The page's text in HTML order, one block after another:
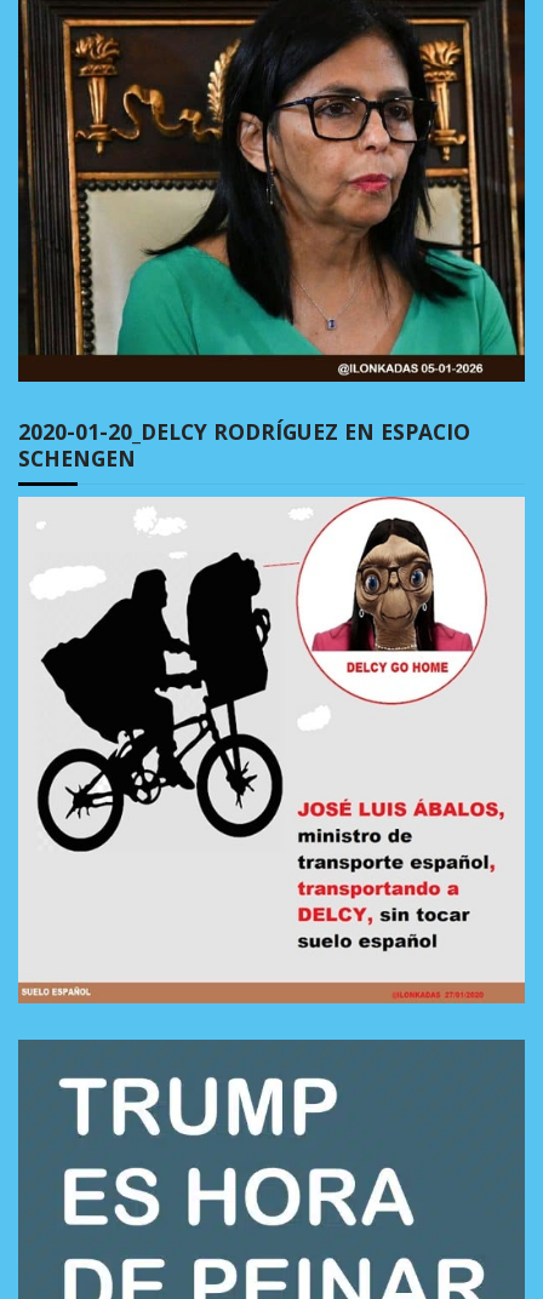
2020-01-20_DELCY RODRÍGUEZ EN ESPACIO
SCHENGEN